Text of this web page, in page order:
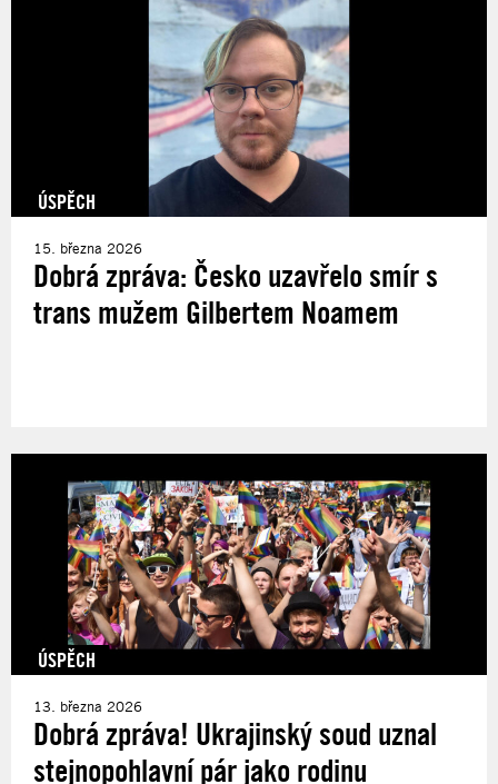
ÚSPĚCH
15. března 2026
Dobrá zpráva: Česko uzavřelo smír s
trans mužem Gilbertem Noamem
ÚSPĚCH
13. března 2026
Dobrá zpráva! Ukrajinský soud uznal
stejnopohlavní pár jako rodinu